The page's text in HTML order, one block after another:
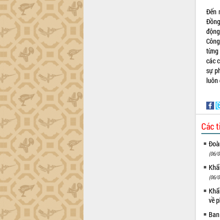
Đến
các
sự
luôn
Các
(06/
(06/
về